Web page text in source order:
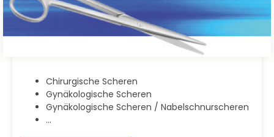
Chirurgische Scheren
Gynäkologische Scheren
Gynäkologische Scheren / Nabelschnurscheren
...